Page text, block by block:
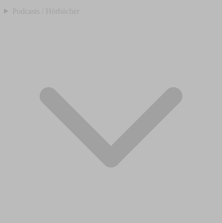
Podcasts / Hörbücher